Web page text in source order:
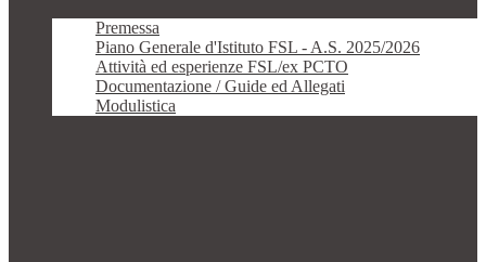
Premessa
Piano Generale d'Istituto FSL - A.S. 2025/2026
Attività ed esperienze FSL/ex PCTO
Documentazione / Guide ed Allegati
Modulistica